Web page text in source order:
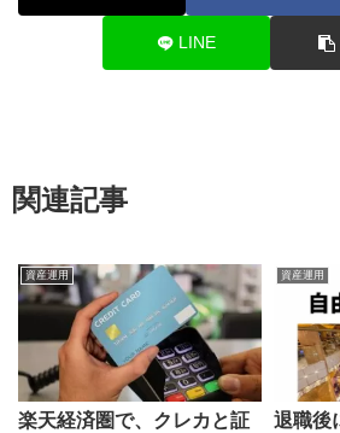
LINE
関連記事
資産運用
楽天経済圏で、クレカと証
資産運用
退職後